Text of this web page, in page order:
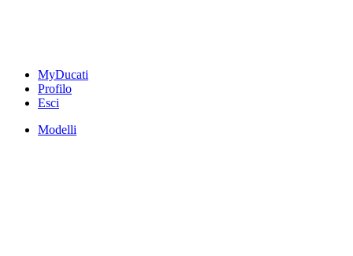
MyDucati
Profilo
Esci
Modelli